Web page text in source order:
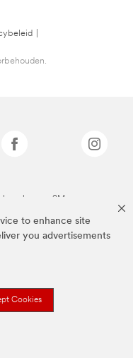
to enhance site
you advertisements
Cookies
van 3M.we